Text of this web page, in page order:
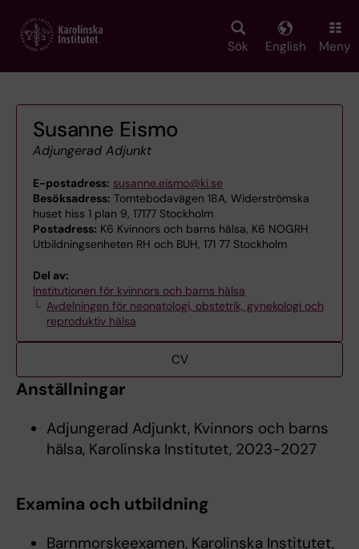
main
Sök English Meny
Susanne Eismo
Adjungerad Adjunkt
E-postadress: susanne.eismo@ki.se
Besöksadress: Tomtebodavägen 18A, Widerströmska
huset hiss 1 plan 9, 17177 Stockholm
Postadress: K6 Kvinnors och barns hälsa, K6 NOGRH
Utbildningsenheten RH och BUH, 171 77 Stockholm
Del av:
Institutionen för kvinnors och barns hälsa
Avdelningen för neonatologi, obstetrik, gynekologi och
reproduktiv hälsa
CV
Anställningar
Adjungerad Adjunkt, Kvinnors och barns
hälsa, Karolinska Institutet, 2023-2027
Examina och utbildning
Barnmorskeexamen, Karolinska Institutet,